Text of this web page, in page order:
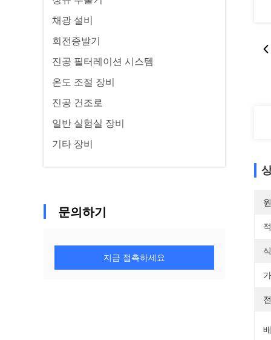
채광 설비
회전증발기
진공 필터레이션 시스템
온도 조절 장비
진공 건조로
일반 실험실 장비
기타 장비
문의하기
지금 접촉하세요